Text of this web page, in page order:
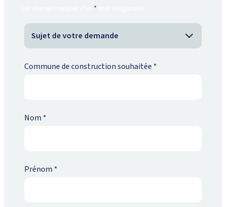
*
Commune de construction souhaitée *
Nom *
Prénom *